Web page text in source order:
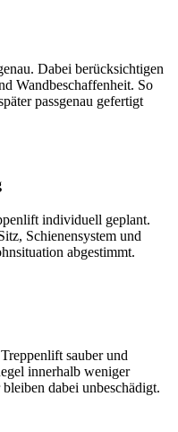
Dabei berücksichtigen
Wandbeschaffenheit. So
passgenau gefertigt
individuell geplant.
Schienensystem und
abgestimmt.
sauber und
innerhalb weniger
dabei unbeschädigt.